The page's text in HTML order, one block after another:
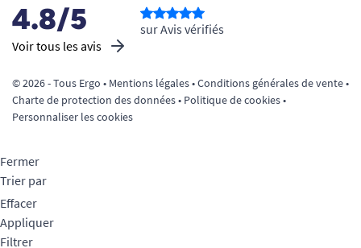
4.8/5
Voir tous les avis
sur Avis vérifiés
© 2026 - Tous Ergo • Mentions légales•Conditions générales de vente•
Charte de protection des données• Politique de cookies•
Personnaliser les cookies
Fermer
Trier par
Effacer
Appliquer
Filtrer